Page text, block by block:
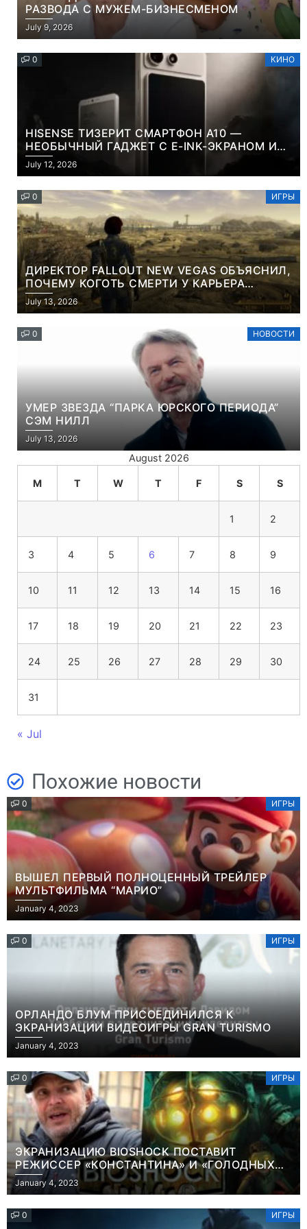
РАЗВОДА С МУЖЕМ-БИЗНЕСМЕНОМ
July 9, 2026
0 КИНО
HISENSE ТИЗЕРИТ СМАРТФОН A10 —
НЕОБЫЧНЫЙ ГАДЖЕТ С E-INK-ЭКРАНОМ И
СЪЕМНОЙ LCD-ПАНЕЛЬЮ ДЛЯ ЦВЕТНОГО
КОНТЕНТА И СОЦСЕТЕЙ
July 12, 2026
0 ИГРЫ
ДИРЕКТОР FALLOUT NEW VEGAS ОБЪЯСНИЛ,
ПОЧЕМУ КОГОТЬ СМЕРТИ У КАРЬЕРА
НАМЕРЕННО СНОСИТ ВАМ ГОЛОВУ
July 13, 2026
0 НОВОСТИ
УМЕР ЗВЕЗДА “ПАРКА ЮРСКОГО ПЕРИОДА”
СЭМ НИЛЛ
July 13, 2026
August 2026
M T W T F S S
1 2
3 4 5 6 7 8 9
10 11 12 13 14 15 16
17 18 19 20 21 22 23
24 25 26 27 28 29 30
31
« Jul
Похожие новости
0 ИГРЫ
ВЫШЕЛ ПЕРВЫЙ ПОЛНОЦЕННЫЙ ТРЕЙЛЕР
МУЛЬТФИЛЬМА “МАРИО”
January 4, 2023
0 ИГРЫ
ОРЛАНДО БЛУМ ПРИСОЕДИНИЛСЯ К
ЭКРАНИЗАЦИИ ВИДЕОИГРЫ GRAN TURISMO
January 4, 2023
0 ИГРЫ
ЭКРАНИЗАЦИЮ BIOSHOCK ПОСТАВИТ
РЕЖИССЕР «КОНСТАНТИНА» И «ГОЛОДНЫХ
ИГР»
January 4, 2023
0 ИГРЫ